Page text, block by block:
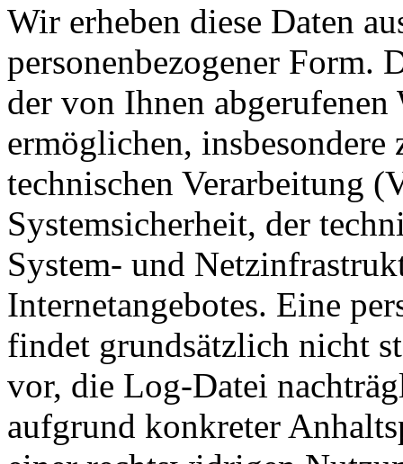
Wir erheben diese Daten
personenbezogener Form.
der von Ihnen abgerufenen
ermöglichen,
technischen Verarbeitung
Systemsicherheit, der
System- und
Internetangebotes. Eine
findet grundsätzlich nicht
vor, die Log-Datei
aufgrund konkreter